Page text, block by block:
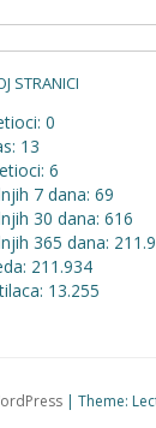
STRANICI
0
13
6
7 dana: 69
30 dana: 616
365 dana:
211.934
13.255
| Theme: